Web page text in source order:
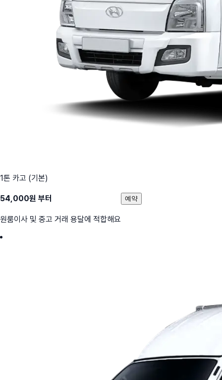
1톤 카고 (기본)
54,000원 부터
원룸이사 및 중고 거래 용달에 적합해요
예약